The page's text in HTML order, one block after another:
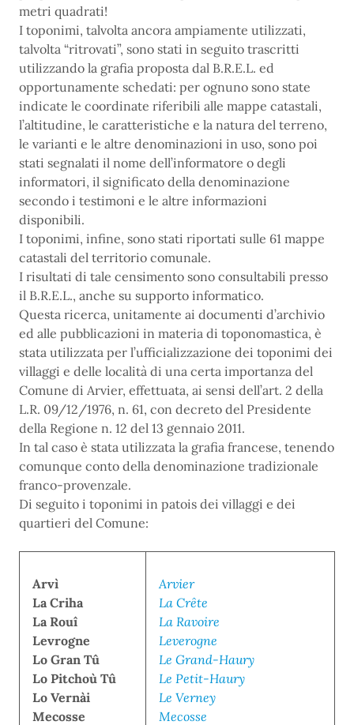
metri quadrati!
I toponimi, talvolta ancora ampiamente utilizzati,
talvolta “ritrovati”, sono stati in seguito trascritti
utilizzando la grafia proposta dal B.R.E.L. ed
opportunamente schedati: per ognuno sono state
indicate le coordinate riferibili alle mappe catastali,
l’altitudine, le caratteristiche e la natura del terreno,
le varianti e le altre denominazioni in uso, sono poi
stati segnalati il nome dell’informatore o degli
informatori, il significato della denominazione
secondo i testimoni e le altre informazioni
disponibili.
I toponimi, infine, sono stati riportati sulle 61 mappe
catastali del territorio comunale.
I risultati di tale censimento sono consultabili presso
il B.R.E.L., anche su supporto informatico.
Questa ricerca, unitamente ai documenti d’archivio
ed alle pubblicazioni in materia di toponomastica, è
stata utilizzata per l’ufficializzazione dei toponimi dei
villaggi e delle località di una certa importanza del
Comune di Arvier, effettuata, ai sensi dell’art. 2 della
L.R. 09/12/1976, n. 61, con decreto del Presidente
della Regione n. 12 del 13 gennaio 2011.
In tal caso è stata utilizzata la grafia francese, tenendo
comunque conto della denominazione tradizionale
franco-provenzale.
Di seguito i toponimi in patois dei villaggi e dei
quartieri del Comune:
Arvì
La Criha
La Rouî
Levrogne
Lo Gran Tû
Lo Pitchoù Tû
Lo Vernài
Mecosse
Arvier
La Crête
La Ravoire
Leverogne
Le Grand-Haury
Le Petit-Haury
Le Verney
Mecosse